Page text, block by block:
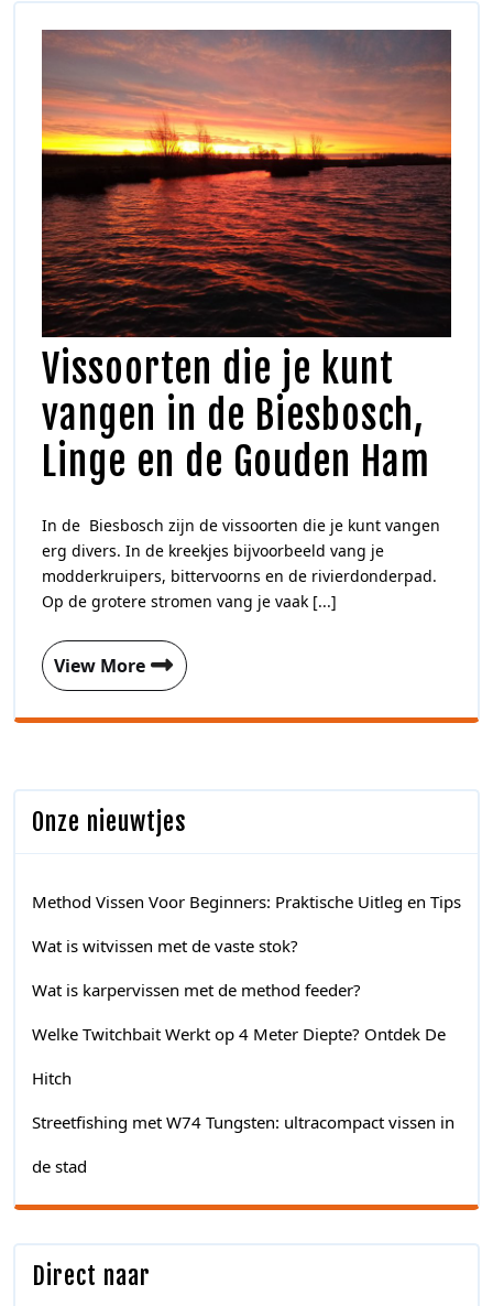
Vissoorten die je kunt
vangen in de Biesbosch,
Linge en de Gouden Ham
In de Biesbosch zijn de vissoorten die je kunt vangen
erg divers. In de kreekjes bijvoorbeeld vang je
modderkruipers, bittervoorns en de rivierdonderpad.
Op de grotere stromen vang je vaak [...]
View More
Onze nieuwtjes
Method Vissen Voor Beginners: Praktische Uitleg en Tips
Wat is witvissen met de vaste stok?
Wat is karpervissen met de method feeder?
Welke Twitchbait Werkt op 4 Meter Diepte? Ontdek De
Hitch
Streetfishing met W74 Tungsten: ultracompact vissen in
de stad
Direct naar